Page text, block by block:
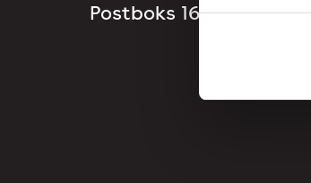
Postboks 1696 Vika,